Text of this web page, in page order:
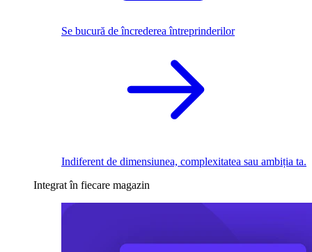
Se bucură de încrederea întreprinderilor
Indiferent de dimensiunea, complexitatea sau ambiția ta.
Integrat în fiecare magazin